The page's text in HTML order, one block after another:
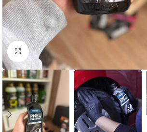
Clique para ampliar